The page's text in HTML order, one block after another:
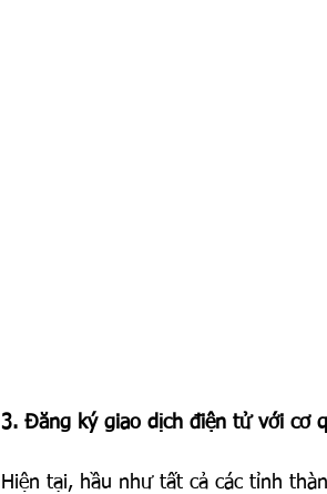
3. Đăng ký giao dịch điện tử với cơ
Hiện tại, hầu như tất cả các tỉnh